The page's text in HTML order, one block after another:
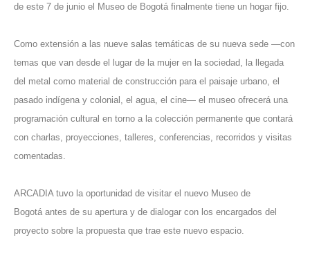
de este 7 de junio el Museo de Bogotá finalmente tiene un hogar fijo.
Como extensión a las nueve salas temáticas de su nueva sede —con
temas que van desde el lugar de la mujer en la sociedad, la llegada
del metal como material de construcción para el paisaje urbano, el
pasado indígena y colonial, el agua, el cine— el museo ofrecerá una
programación cultural en torno a la colección permanente que contará
con charlas, proyecciones, talleres, conferencias, recorridos y visitas
comentadas.
ARCADIA tuvo la oportunidad de visitar el nuevo Museo de
Bogotá antes de su apertura y de dialogar con los encargados del
proyecto sobre la propuesta que trae este nuevo espacio.